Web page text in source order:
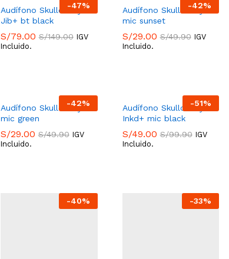
-47%
Audífono Skullcandy
Jib+ bt black
S/79.00 S/149.00 IGV
Incluido.
-42%
Audífono Skullcandy Jib
mic sunset
S/29.00 S/49.90 IGV
Incluido.
-42%
Audífono Skullcandy Jib
mic green
S/29.00 S/49.90 IGV
Incluido.
-51%
Audífono Skullcandy
Inkd+ mic black
S/49.00 S/99.90 IGV
Incluido.
-40% -33%